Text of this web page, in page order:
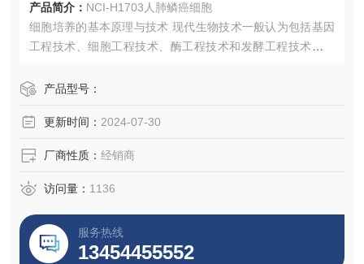
产品简介： NCI-H1703人肺鳞癌细胞
细胞培养的基本原理与技术 现代生物技术一般认为包括基因
工程技术、细胞工程技术、酶工程技术和发酵工程技术，而
药领域的发展，细胞培养更具有特殊的作用和价值。
产品型号：
更新时间： 2024-07-30
厂商性质： 经销商
访问量： 1136
服务热线
13454455552